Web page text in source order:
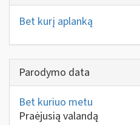
Bet kurį aplanką
Parodymo data
Bet kuriuo metu
Praėjusią valandą